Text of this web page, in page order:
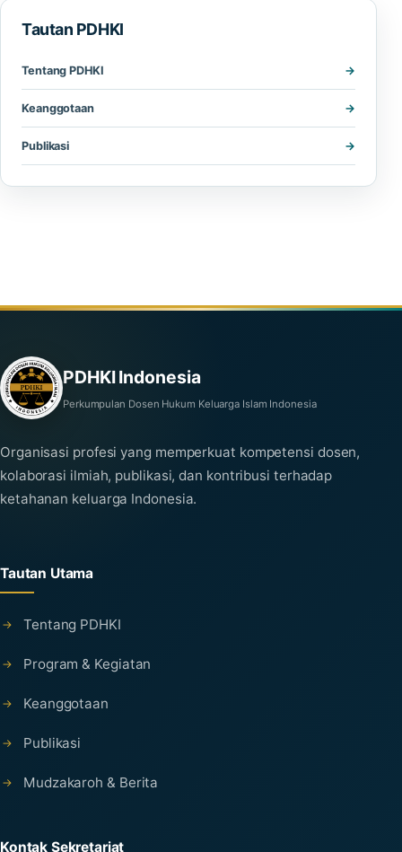
Tautan PDHKI
Tentang PDHKI
Keanggotaan
Publikasi
PDHKI Indonesia
Perkumpulan Dosen Hukum Keluarga Islam Indonesia
Organisasi profesi yang memperkuat kompetensi dosen,
kolaborasi ilmiah, publikasi, dan kontribusi terhadap
ketahanan keluarga Indonesia.
Tautan Utama
Tentang PDHKI
Program & Kegiatan
Keanggotaan
Publikasi
Mudzakaroh & Berita
Kontak Sekretariat